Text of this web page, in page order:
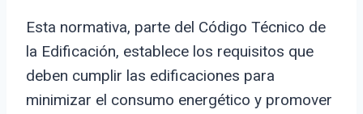
Esta normativa, parte del Código Técnico de
la Edificación, establece los requisitos que
deben cumplir las edificaciones para
minimizar el consumo energético y promover